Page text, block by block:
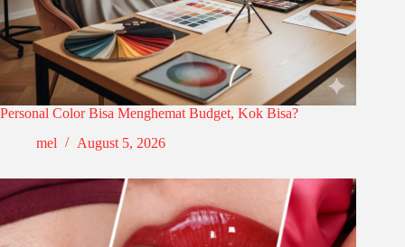
Personal Color Bisa Menghemat Budget, Kok Bisa?
mel
August 5, 2026